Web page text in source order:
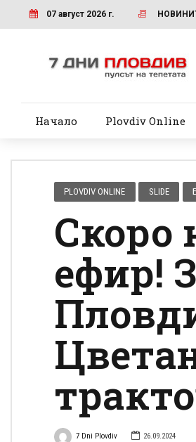
07 август 2026 г.
Начало Plovdiv Online
PLOVDIV ONLINE SLIDE
Скоро
ефир!
7 Dni Plovdiv 26.09.2024